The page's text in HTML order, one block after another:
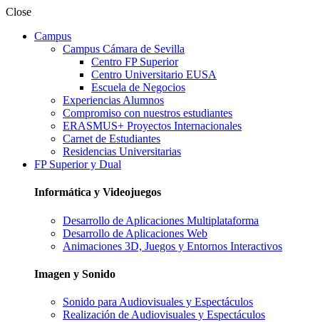
Close
Campus
Campus Cámara de Sevilla
Centro FP Superior
Centro Universitario EUSA
Escuela de Negocios
Experiencias Alumnos
Compromiso con nuestros estudiantes
ERASMUS+ Proyectos Internacionales
Carnet de Estudiantes
Residencias Universitarias
FP Superior y Dual
Informática y Videojuegos
Desarrollo de Aplicaciones Multiplataforma
Desarrollo de Aplicaciones Web
Animaciones 3D, Juegos y Entornos Interactivos
Imagen y Sonido
Sonido para Audiovisuales y Espectáculos
Realización de Audiovisuales y Espectáculos